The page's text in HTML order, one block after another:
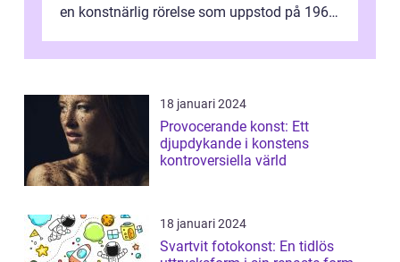
en konstnärlig rörelse som uppstod på 1960-
18 januari 2024
Provocerande konst: Ett
djupdykande i konstens
kontroversiella värld
18 januari 2024
Svartvit fotokonst: En tidlös